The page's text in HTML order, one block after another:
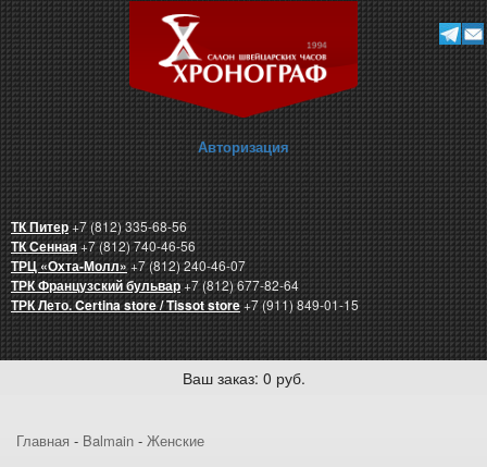
Авторизация
ТК Питер+7 (812) 335-68-56
ТК Сенная+7 (812) 740-46-56
ТРЦ «Охта-Молл»+7 (812) 240-46-07
ТРК Французский бульвар+7 (812) 677-82-64
ТРК Лето. Certina store / Tissot store+7 (911) 849-01-15
Ваш заказ: 0 руб.
Главная - Balmain - Женские